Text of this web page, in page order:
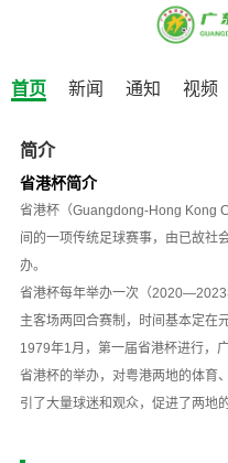
首页 新闻 通知 视频
简介
省港杯简介
省港杯（Guangdong-Hong Kong
间的一项传统足球赛事，由已故社
办。
省港杯每年举办一次（
主客场两回合赛制，时间基本定在
1979年1月，第一届省港杯进行，
省港杯的举办，对粤港两地的体育
引了大量球迷和观众，促进了两地